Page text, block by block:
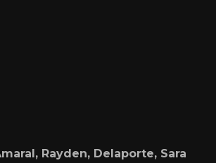
Rayden, Delaporte, Sara